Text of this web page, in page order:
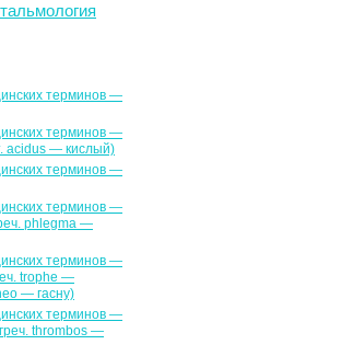
терминов —
терминов —
асidus — кислый)
терминов —
терминов —
phlegma —
терминов —
trophe —
— гасну)
терминов —
thrombos —